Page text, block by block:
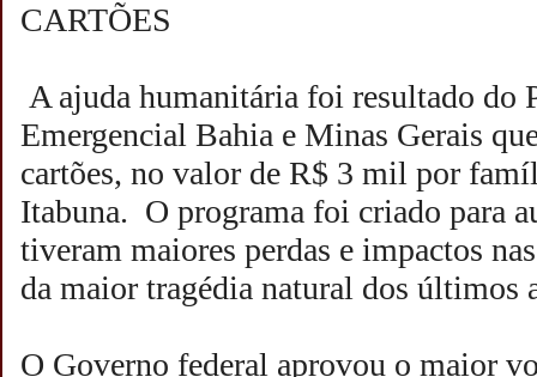
CARTÕES
A ajuda humanitária foi resultado do
Emergencial Bahia e Minas Gerais
cartões, no valor de R$ 3 mil por
Itabuna. O programa foi criado para
tiveram maiores perdas e impactos
da maior tragédia natural dos últimos
O Governo federal aprovou o maior